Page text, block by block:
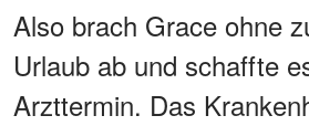
Also brach Grace ohne
Urlaub ab und schaffte
Arzttermin. Das